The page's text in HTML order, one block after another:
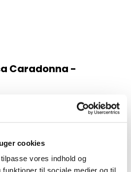
cookies
vores indhold og
Caradonna -